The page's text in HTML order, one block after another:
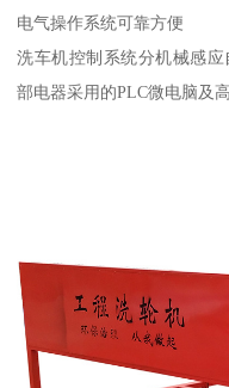
电气操作系统可靠方便
洗车机控制系统分机械感
部电器采用的PLC微电脑及